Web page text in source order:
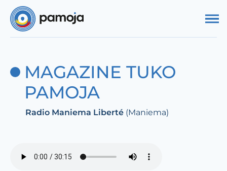
MAGAZINE TUKO
PAMOJA
Radio Maniema Liberté (Maniema)